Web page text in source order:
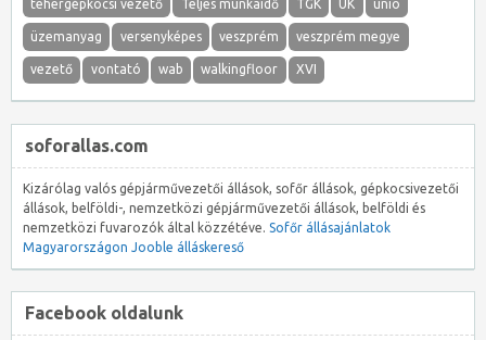
tehergépkocsi vezető Teljes munkaidő TGK UK unio
üzemanyag versenyképes veszprém veszprém megye
vezető vontató wab walkingfloor XVI
soforallas.com
Kizárólag valós gépjárművezetői állások, sofőr állások, gépkocsivezetői
állások, belföldi-, nemzetközi gépjárművezetői állások, belföldi és
nemzetközi fuvarozók által közzétéve. Sofőr állásajánlatok
Magyarországon Jooble álláskereső
Facebook oldalunk